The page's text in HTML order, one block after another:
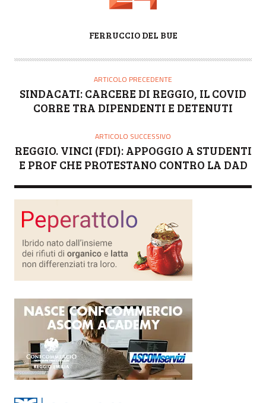
T
R
FERRUCCIO DEL BUE
ARTICOLO PRECEDENTE
SINDACATI: CARCERE DI REGGIO, IL COVID
CORRE TRA DIPENDENTI E DETENUTI
ARTICOLO SUCCESSIVO
REGGIO. VINCI (FDI): APPOGGIO A STUDENTI
E PROF CHE PROTESTANO CONTRO LA DAD